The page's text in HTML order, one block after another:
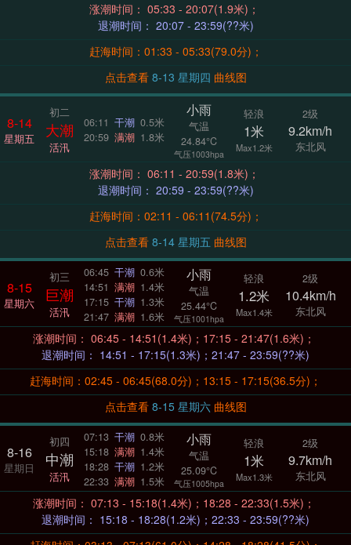
涨潮时间： 05:33 - 20:07(1.9米)；
退潮时间： 20:07 - 23:59(??米)
赶海时间：01:33 - 05:33(79.0分)；
点击查看
8-13 星期四 曲线图
8-14
星期五
初二
大潮
活汛
06:11 干潮 0.5米
20:59 满潮 1.8米
小雨
气温
24.84°C
气压1003hpa
轻浪
1米
Max1.2米
2级
9.2km/h
东北风
涨潮时间： 06:11 - 20:59(1.8米)；
退潮时间： 20:59 - 23:59(??米)
赶海时间：02:11 - 06:11(74.5分)；
点击查看
8-14 星期五 曲线图
8-15
星期六
初三
巨潮
活汛
06:45 干潮 0.6米
14:51 满潮 1.4米
17:15 干潮 1.3米
21:47 满潮 1.6米
小雨
气温
25.44°C
气压1001hpa
轻浪
1.2米
Max1.4米
2级
10.4km/h
东北风
涨潮时间： 06:45 - 14:51(1.4米)；17:15 - 21:47(1.6米)；
退潮时间： 14:51 - 17:15(1.3米)；21:47 - 23:59(??米)
赶海时间：02:45 - 06:45(68.0分)；13:15 - 17:15(36.5分)；
点击查看
8-15 星期六 曲线图
8-16
星期日
初四
中潮
活汛
07:13 干潮 0.8米
15:18 满潮 1.4米
18:28 干潮 1.2米
22:33 满潮 1.5米
小雨
气温
25.09°C
气压1005hpa
轻浪
1米
Max1.3米
2级
9.7km/h
东北风
涨潮时间： 07:13 - 15:18(1.4米)；18:28 - 22:33(1.5米)；
退潮时间： 15:18 - 18:28(1.2米)；22:33 - 23:59(??米)